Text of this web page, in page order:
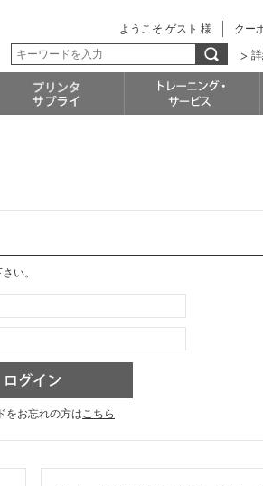
クー
ようこそ ゲスト 様
い。
をお忘れの方はこちら